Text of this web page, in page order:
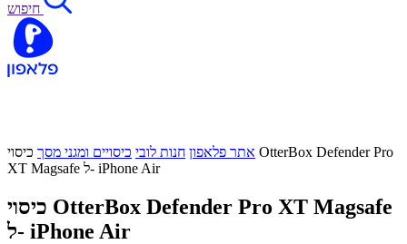
חיפוש
אתר פלאפון חנות לובי כיסויים ומגני מסך כיסוי OtterBox Defender Pro
XT Magsafe ל- iPhone Air
כיסוי OtterBox Defender Pro XT Magsafe
ל- iPhone Air